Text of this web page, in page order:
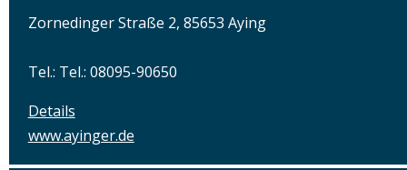
Zornedinger Straße 2, 85653 Aying
Tel.: Tel.: 08095-90650
Details
www.ayinger.de